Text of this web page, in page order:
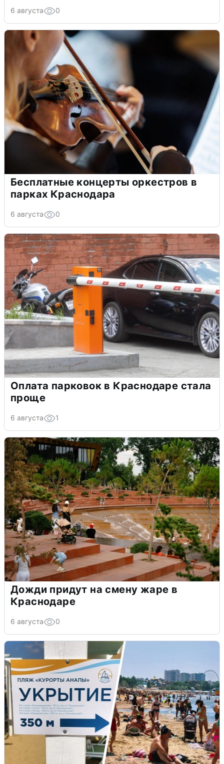
6 августа 0
Бесплатные концерты оркестров в
парках Краснодара
6 августа 0
Оплата парковок в Краснодаре стала
проще
6 августа 1
Дожди придут на смену жаре в
Краснодаре
6 августа 0